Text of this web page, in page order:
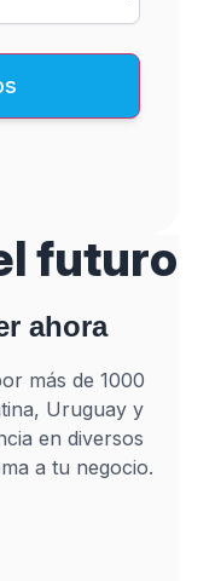
futuro
ahora
más de 1000
Uruguay y
en diversos
a tu negocio.